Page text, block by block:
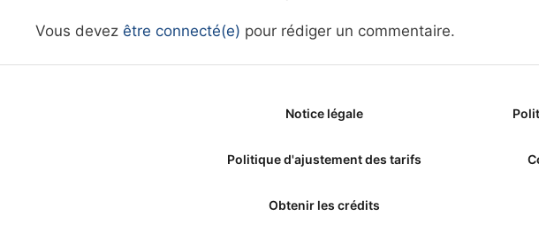
Vous devez être connecté(e) pour rédiger un commentaire.
Notice légale
Politique d'ajustement des tarifs
Obtenir les crédits